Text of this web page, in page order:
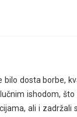
bilo dosta borbe,
ishodom, što
ali i zadržali